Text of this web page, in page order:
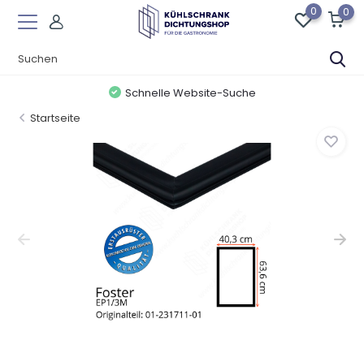
0 0
Schnelle Website-Suche
Startseite